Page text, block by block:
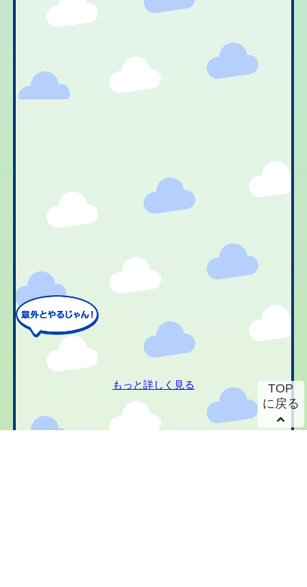
もっと詳しく見る
TOP
に戻る